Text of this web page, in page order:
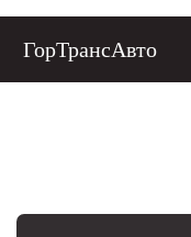
ГорТрансАвто